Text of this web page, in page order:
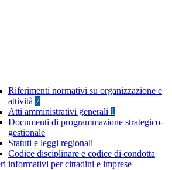
Riferimenti normativi su organizzazione e
attività 7
Atti amministrativi generali 1
Documenti di programmazione strategico-
gestionale
Statuti e leggi regionali
Codice disciplinare e codice di condotta
informativi per cittadini e imprese